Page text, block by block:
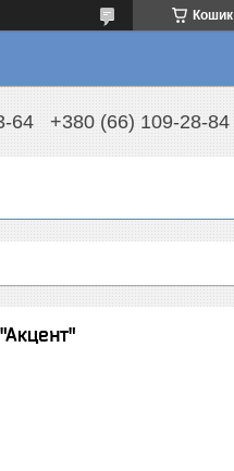
Кошик
64 +380 (66) 109-28-84